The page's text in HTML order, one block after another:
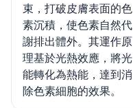
束，打破皮膚表面的色
素沉積，使色素自然代
謝排出體外。其運作原
理基於光熱效應，將光
能轉化為熱能，達到消
除色素細胞的效果。